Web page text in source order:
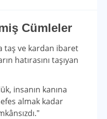
Cümleler
taş ve kardan ibaret
hatırasını taşıyan
insanın kanına
almak kadar